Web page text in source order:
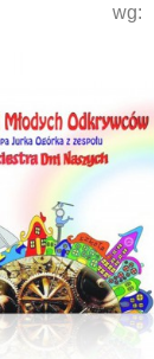
wg: